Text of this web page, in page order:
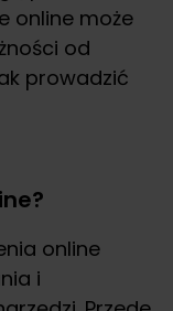
online może
od
prowadzić
online
i